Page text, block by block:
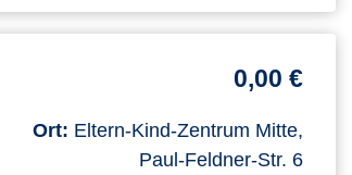
0,00 €
Ort: Eltern-Kind-Zentrum Mitte,
Paul-Feldner-Str. 6